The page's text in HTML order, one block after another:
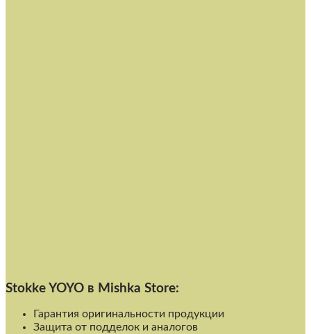
Stokke YOYO в Mishka Store:
Гарантия оригинальности продукции
Защита от подделок и аналогов